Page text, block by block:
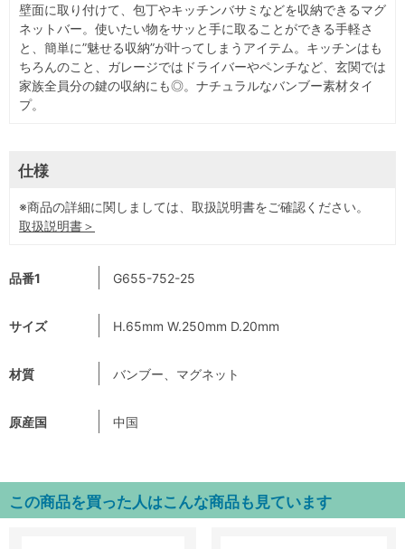
品番1 G655-752-25
サイズ H.65mm W.250mm D.20mm
材質 バンブー、マグネット
原産国 中国
壁面に取り付けて、包丁やキッチンバサミなどを収納できるマグ
ネットバー。使いたい物をサッと手に取ることができる手軽さ
と、簡単に”魅せる収納”が叶ってしまうアイテム。キッチンはも
ちろんのこと、ガレージではドライバーやペンチなど、玄関では
家族全員分の鍵の収納にも◎。ナチュラルなバンブー素材タイ
プ。
仕様
※商品の詳細に関しましては、取扱説明書をご確認ください。
取扱説明書＞
この商品を買った人はこんな商品も見ています